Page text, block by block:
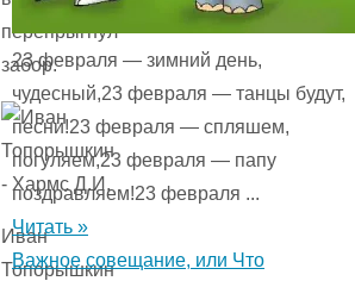
перепрыгнул
забор.
Иван
Топорышкин
23 февраля — зимний день,
чудесный,23 февраля — танцы будут,
песни!23 февраля — спляшем,
погуляем,23 февраля — папу
поздравляем!23 февраля ...
Читать »
Важное совещание, или Что